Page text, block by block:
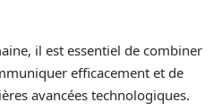
il est essentiel de combiner
efficacement et de
avancées technologiques.